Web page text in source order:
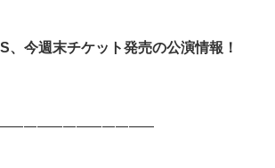
今週末チケット発売の公演情報！